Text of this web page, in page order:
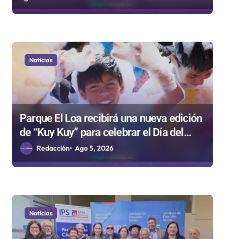
2.0”
Noticias
Parque El Loa recibirá una nueva edición
de “Kuy Kuy” para celebrar el Día del
NiñoRedacción Ago 5, 2026
Noticias